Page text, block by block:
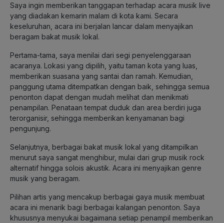
Saya ingin memberikan tanggapan terhadap acara musik live
yang diadakan kemarin malam di kota kami. Secara
keseluruhan, acara ini berjalan lancar dalam menyajikan
beragam bakat musik lokal.
Pertama-tama, saya menilai dari segi penyelenggaraan
acaranya. Lokasi yang dipilih, yaitu taman kota yang luas,
memberikan suasana yang santai dan ramah. Kemudian,
panggung utama ditempatkan dengan baik, sehingga semua
penonton dapat dengan mudah melihat dan menikmati
penampilan. Penataan tempat duduk dan area berdiri juga
terorganisir, sehingga memberikan kenyamanan bagi
pengunjung.
Selanjutnya, berbagai bakat musik lokal yang ditampilkan
menurut saya sangat menghibur, mulai dari grup musik rock
alternatif hingga solois akustik. Acara ini menyajikan genre
musik yang beragam.
Pilihan artis yang mencakup berbagai gaya musik membuat
acara ini menarik bagi berbagai kalangan penonton. Saya
khususnya menyukai bagaimana setiap penampil memberikan